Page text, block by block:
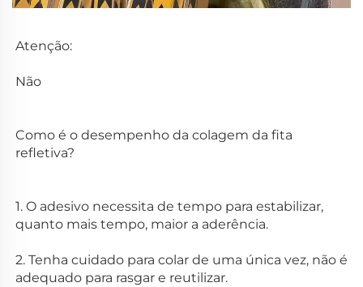
Atenção:
Não
Como é o desempenho da colagem da fita
refletiva?
1. O adesivo necessita de tempo para estabilizar,
quanto mais tempo, maior a aderência.
2. Tenha cuidado para colar de uma única vez, não é
adequado para rasgar e reutilizar.